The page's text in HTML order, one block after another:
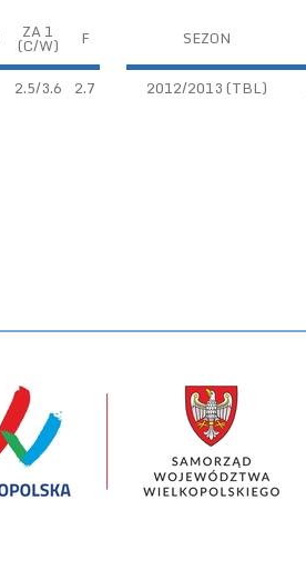
SEZON
2012/2013 (TBL)
ZA 1
(C/W) F
2.5/3.6 2.7